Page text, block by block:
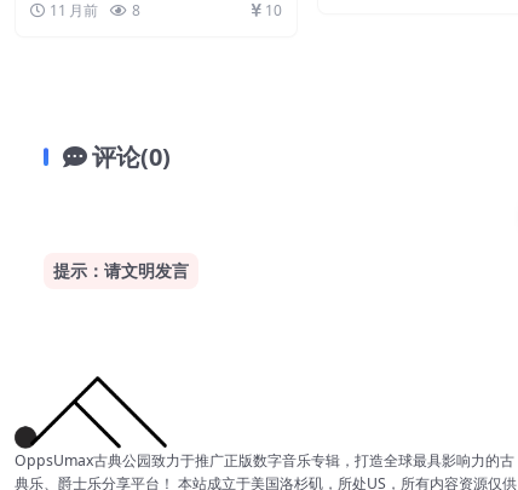
11 月前 8 10
评论(0)
提示：请文明发言
OppsUmax古典公园致力于推广正版数字音乐专辑，打造全球最具影响力的古
典乐、爵士乐分享平台！ 本站成立于美国洛杉矶，所处US，所有内容资源仅供